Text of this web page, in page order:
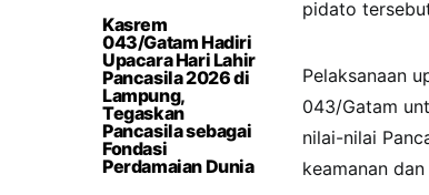
Kasrem
043/Gatam Hadiri
Upacara Hari Lahir
Pancasila 2026 di
Lampung,
Tegaskan
Pancasila sebagai
Fondasi
Perdamaian Dunia
pidato
Pelaksanaan
043/Gatam
nilai-nilai
keamanan